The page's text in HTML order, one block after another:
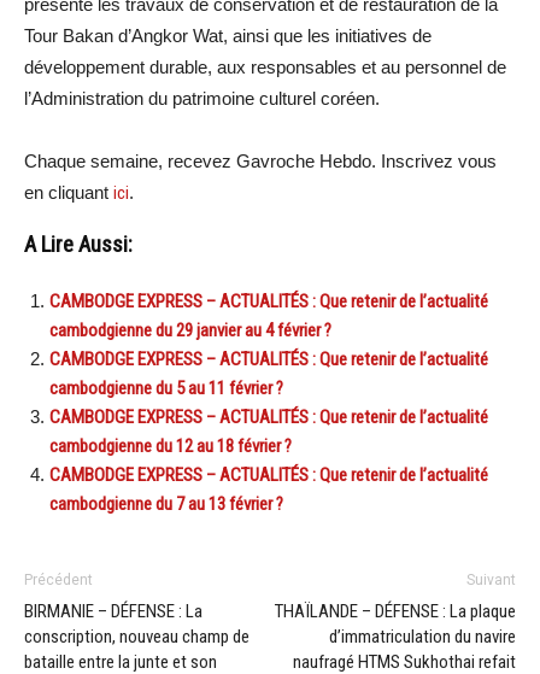
présenté les travaux de conservation et de restauration de la
Tour Bakan d’Angkor Wat, ainsi que les initiatives de
développement durable, aux responsables et au personnel de
l’Administration du patrimoine culturel coréen.
Chaque semaine, recevez Gavroche Hebdo. Inscrivez vous
en cliquant ici.
A Lire Aussi:
CAMBODGE EXPRESS – ACTUALITÉS : Que retenir de l’actualité
cambodgienne du 29 janvier au 4 février ?
CAMBODGE EXPRESS – ACTUALITÉS : Que retenir de l’actualité
cambodgienne du 5 au 11 février ?
CAMBODGE EXPRESS – ACTUALITÉS : Que retenir de l’actualité
cambodgienne du 12 au 18 février ?
CAMBODGE EXPRESS – ACTUALITÉS : Que retenir de l’actualité
cambodgienne du 7 au 13 février ?
Précédent
BIRMANIE – DÉFENSE : La
conscription, nouveau champ de
bataille entre la junte et son
Suivant
THAÏLANDE – DÉFENSE : La plaque
d’immatriculation du navire
naufragé HTMS Sukhothai refait